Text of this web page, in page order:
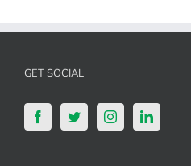
GET SOCIAL